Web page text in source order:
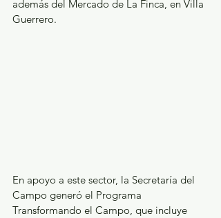
además del Mercado de La Finca, en Villa
Guerrero.
En apoyo a este sector, la Secretaría del
Campo generó el Programa
Transformando el Campo, que incluye